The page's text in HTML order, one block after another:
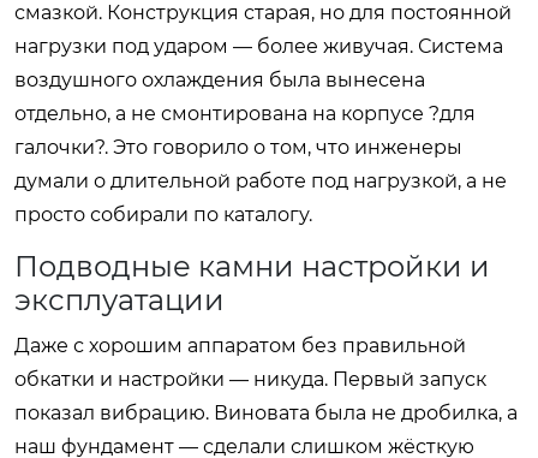
смазкой. Конструкция старая, но для постоянной
нагрузки под ударом — более живучая. Система
воздушного охлаждения была вынесена
отдельно, а не смонтирована на корпусе ?для
галочки?. Это говорило о том, что инженеры
думали о длительной работе под нагрузкой, а не
просто собирали по каталогу.
Подводные камни настройки и
эксплуатации
Даже с хорошим аппаратом без правильной
обкатки и настройки — никуда. Первый запуск
показал вибрацию. Виновата была не дробилка, а
наш фундамент — сделали слишком жёсткую